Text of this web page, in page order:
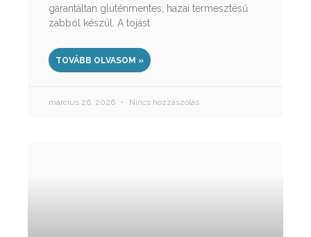
garantáltan gluténmentes, hazai termesztésű
zabból készül. A tojást
TOVÁBB OLVASOM »
március 26, 2026 Nincs hozzászólás